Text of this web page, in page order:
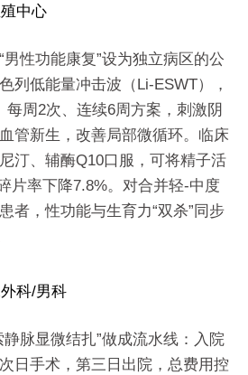
中心
性功能康复”设为独立病区的公
列低能量冲击波（Li-ESWT），
每周2次、连续6周方案，刺激阴
管新生，改善局部微循环。临床
汀、辅酶Q10口服，可将精子活
片率下降7.8%。对合并轻-中度
者，性功能与生育力“双杀”同步
科/男科
静脉显微结扎”做成流水线：入院
日手术，第三日出院，总费用控